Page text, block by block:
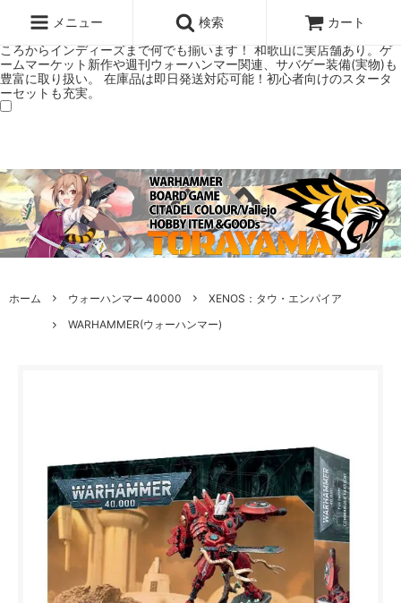
ミアムショップTORAYAMA。通販・オンラインショップです！ ウォー
ハンマーとボードゲームのことなら当店へ！ボードゲームもメジャーど
ころからインディーズまで何でも揃います！ 和歌山に実店舗あり。ゲ
ームマーケット新作や週刊ウォーハンマー関連、サバゲー装備(実物)も
豊富に取り扱い。 在庫品は即日発送対応可能！初心者向けのスタータ
ーセットも充実。
メニュー 検索 カート
ホーム ウォーハンマー 40000
XENOS：タウ・エンパイア
WARHAMMER(ウォーハンマー)